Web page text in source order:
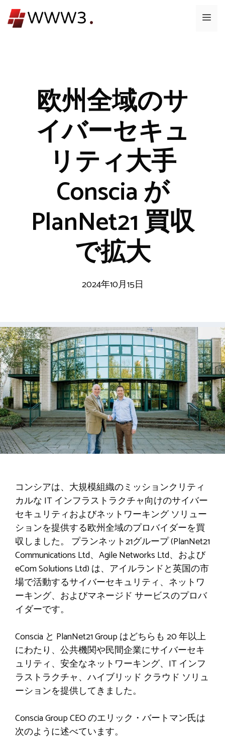
ン
メ
欧州全域のサ
イバーセキュ
リティ大手
Conscia が
PlanNet21 買収
で拡大
2024年10月15日
コンシアは、大規模組織のミッションクリティ
カルな IT インフラストラクチャ向けのサイバー
セキュリティおよびネットワーキング ソリュー
ションを提供する欧州全域のプロバイダーを買
収しました。 プランネット21グループ(PlanNet21
Communications Ltd、Agile Networks Ltd、および
eCom Solutions Ltd) は、アイルランドと英国の市
場で活動するサイバーセキュリティ、ネットワ
ーキング、およびマネージド サービスのプロバ
イダーです。
Conscia と PlanNet21 Group はどちらも 20 年以上
にわたり、公共機関や民間企業にサイバーセキ
ュリティ、安全なネットワーキング、IT インフ
ラストラクチャ、ハイブリッド クラウド ソリュ
ーションを提供してきました。
Conscia Group CEO のエリック・バートマン氏は
次のように述べています。